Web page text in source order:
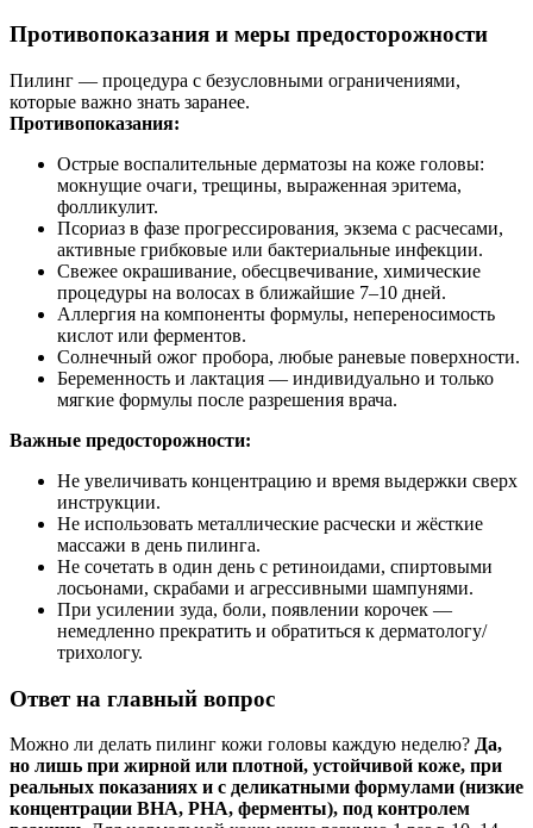
Противопоказания и меры предосторожности
Пилинг — процедура с безусловными ограничениями,
которые важно знать заранее.
Противопоказания:
Острые воспалительные дерматозы на коже головы:
мокнущие очаги, трещины, выраженная эритема,
фолликулит.
Псориаз в фазе прогрессирования, экзема с расчесами,
активные грибковые или бактериальные инфекции.
Свежее окрашивание, обесцвечивание, химические
процедуры на волосах в ближайшие 7–10 дней.
Аллергия на компоненты формулы, непереносимость
кислот или ферментов.
Солнечный ожог пробора, любые раневые поверхности.
Беременность и лактация — индивидуально и только
мягкие формулы после разрешения врача.
Важные предосторожности:
Не увеличивать концентрацию и время выдержки сверх
инструкции.
Не использовать металлические расчески и жёсткие
массажи в день пилинга.
Не сочетать в один день с ретиноидами, спиртовыми
лосьонами, скрабами и агрессивными шампунями.
При усилении зуда, боли, появлении корочек —
немедленно прекратить и обратиться к дерматологу/
трихологу.
Ответ на главный вопрос
Можно ли делать пилинг кожи головы каждую неделю? Да,
но лишь при жирной или плотной, устойчивой коже, при
реальных показаниях и с деликатными формулами (низкие
концентрации BHA, PHA, ферменты), под контролем